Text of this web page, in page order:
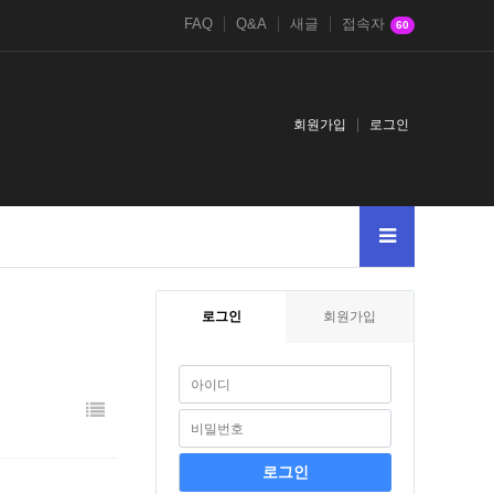
FAQ Q&A 새글 접속자 60
회원가입 로그인
로그인 회원가입